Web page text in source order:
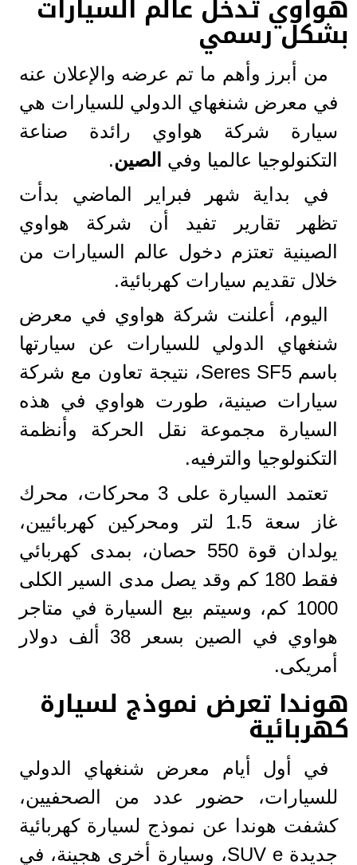
هواوي تدخل عالم السيارات
بشكل رسمي
من أبرز وأهم ما تم عرضه والإعلان عنه
في معرض شنغهاي الدولي للسيارات هي
سيارة شركة هواوي رائدة صناعة
التكنولوجيا عالميا وفي الصين.
في بداية شهر فبراير الماضي بدأت
تظهر تقارير تفيد أن شركة هواوي
الصينية تعتزم دخول عالم السيارات من
خلال تقديم سيارات كهربائية.
اليوم، أعلنت شركة هواوي في معرض
شنغهاي الدولي للسيارات عن سيارتها
باسم Seres SF5، نتيجة تعاون مع شركة
سيارات صينية، طورت هواوي في هذه
السيارة مجموعة نقل الحركة وأنظمة
التكنولوجيا والترفيه.
تعتمد السيارة على 3 محركات، محرك
غاز سعة 1.5 لتر ومحركين كهربائيين،
يولدان قوة 550 حصان، بمدى كهربائي
فقط 180 كم وقد يصل مدى السير الكلى
1000 كم، وسيتم بيع السيارة في متاجر
هواوي في الصين بسعر 38 ألف دولار
أمريكى.
هوندا تعرض نموذج لسيارة
كهربائية
في أول أيام معرض شنغهاي الدولي
للسيارات، حضور عدد من الصحفيين،
كشفت هوندا عن نموذج لسيارة كهربائية
جديدة SUV e، وسيارة أخرى هجينة، في